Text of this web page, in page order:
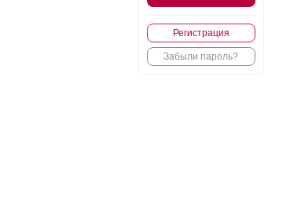
Регистрация
Забыли пароль?